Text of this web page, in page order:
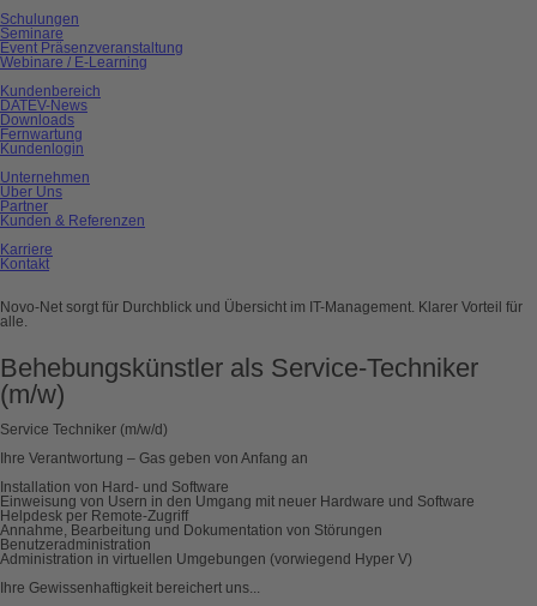
Schulungen
Seminare
Event Präsenzveranstaltung
Webinare / E-Learning
Kundenbereich
DATEV-News
Downloads
Fernwartung
Kundenlogin
Unternehmen
Über Uns
Partner
Kunden & Referenzen
Karriere
Kontakt
Novo-Net sorgt für Durchblick und Übersicht im IT-Management. Klarer Vorteil für
alle.
Behebungskünstler als Service-Techniker
(m/w)
Service Techniker (m/w/d)
Ihre Verantwortung – Gas geben von Anfang an
Installation von Hard- und Software
Einweisung von Usern in den Umgang mit neuer Hardware und Software
Helpdesk per Remote-Zugriff
Annahme, Bearbeitung und Dokumentation von Störungen
Benutzeradministration
Administration in virtuellen Umgebungen (vorwiegend Hyper V)
Ihre Gewissenhaftigkeit bereichert uns...